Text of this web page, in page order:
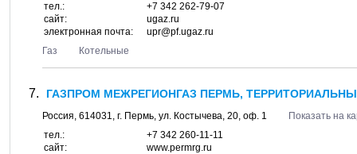
тел.:
+7 342 262-79-07
сайт:
ugaz.ru
электронная почта:
upr@pf.ugaz.ru
Газ
Котельные
ГАЗПРОМ МЕЖРЕГИОНГАЗ ПЕРМЬ,
Россия, 614031, г. Пермь, ул. Костычева, 20, оф. 1
Показать на
тел.:
+7 342 260-11-11
сайт:
www.permrg.ru